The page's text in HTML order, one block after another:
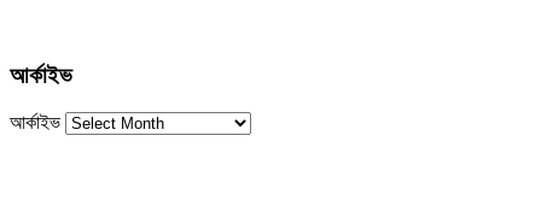
আর্কাইভ
আর্কাইভ